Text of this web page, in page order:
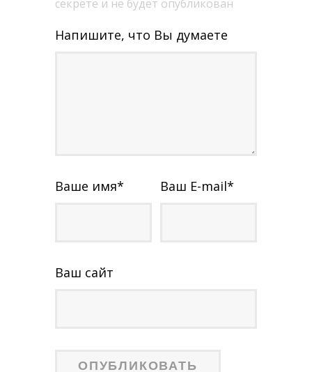
секрете и не будет опубликован
Напишите, что Вы думаете
Ваше имя* Ваш E-mail*
Ваш сайт